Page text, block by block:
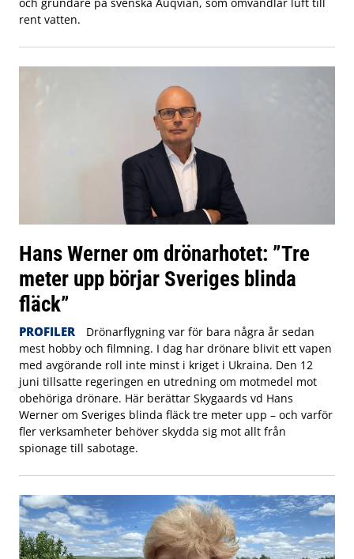
rent vatten.
Hans Werner om drönarhotet: ”Tre
meter upp börjar Sveriges blinda
fläck”
PROFILER
Drönarflygning var för bara några år sedan
mest hobby och filmning. I dag har drönare blivit ett vapen
med avgörande roll inte minst i kriget i Ukraina. Den 12
juni tillsatte regeringen en utredning om motmedel mot
obehöriga drönare. Här berättar Skygaards vd Hans
Werner om Sveriges blinda fläck tre meter upp – och varför
fler verksamheter behöver skydda sig mot allt från
spionage till sabotage.